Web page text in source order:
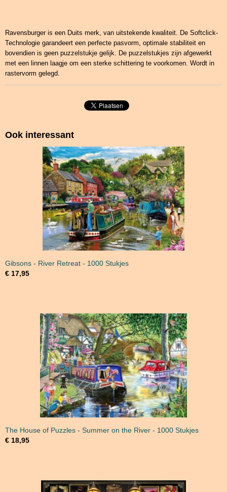
Ravensburger is een Duits merk, van uitstekende kwaliteit. De Softclick-
Technologie garandeert een perfecte pasvorm, optimale stabiliteit en
bovendien is geen puzzelstukje gelijk. De puzzelstukjes zijn afgewerkt
met een linnen laagje om een sterke schittering te voorkomen. Wordt in
rastervorm gelegd.
Ook interessant
Gibsons - River Retreat - 1000 Stukjes
€ 17,95
The House of Puzzles - Summer on the River - 1000 Stukjes
€ 18,95